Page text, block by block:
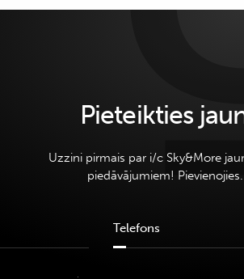
Pieteikties
Uzzini pirmais par i/c Sky&More
piedāvājumiem!